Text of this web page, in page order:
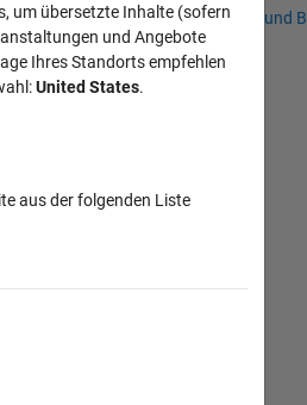
Niederlassungen Studierende und
Off-Canvas-
um übersetzte Inhalte (sofern
und Angebote
Ihres Standorts empfehlen
United States.
aus der folgenden Liste